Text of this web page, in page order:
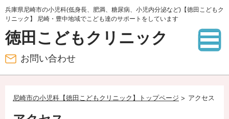
兵庫県尼崎市の小児科(低身長、肥満、糖尿病、小児内分泌など)【徳田こどもク
リニック】 尼崎・豊中地域でこども達のサポートをしています
徳田こどもクリニック
お問い合わせ
尼崎市の小児科【徳田こどもクリニック】トップページ アクセス